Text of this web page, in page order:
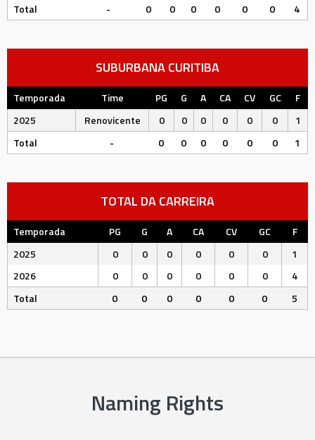
Total
- 0 0 0 0 0 0 4
SUBURBANA CURITIBA
Temporada Time PG G A CA CV GC
F
2025
Renovicente 0 0 0 0 0 0
1
Total
- 0 0 0 0 0 0 1
TOTAL DA CARREIRA
Temporada PG G A CA CV GC
F
2025
0 0 0 0 0 0
1
2026
0 0 0 0 0 0
4
Total
0 0 0 0 0 0 5
Naming Rights